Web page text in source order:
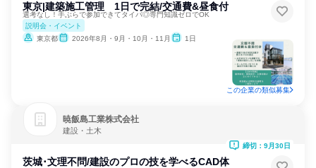
東京|建築施工管理 1日で完結/交通費&昼食付
選考なし！手ぶらで参加できてタイパ◎専門知識ゼロでOK
説明会・イベント
東京都
2026年8月・9月・10月・11月 1日
この企業の類似募集
暁飯島工業株式会社
建設・土木
茨城･文理不問/建設のプロの技を学べるCAD体
締切：9月30日